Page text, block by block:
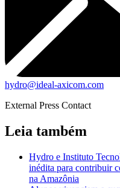
hydro@ideal-axicom.com
External Press Contact
Leia também
Hydro e Instituto
inédita para contribuir
na Amazônia